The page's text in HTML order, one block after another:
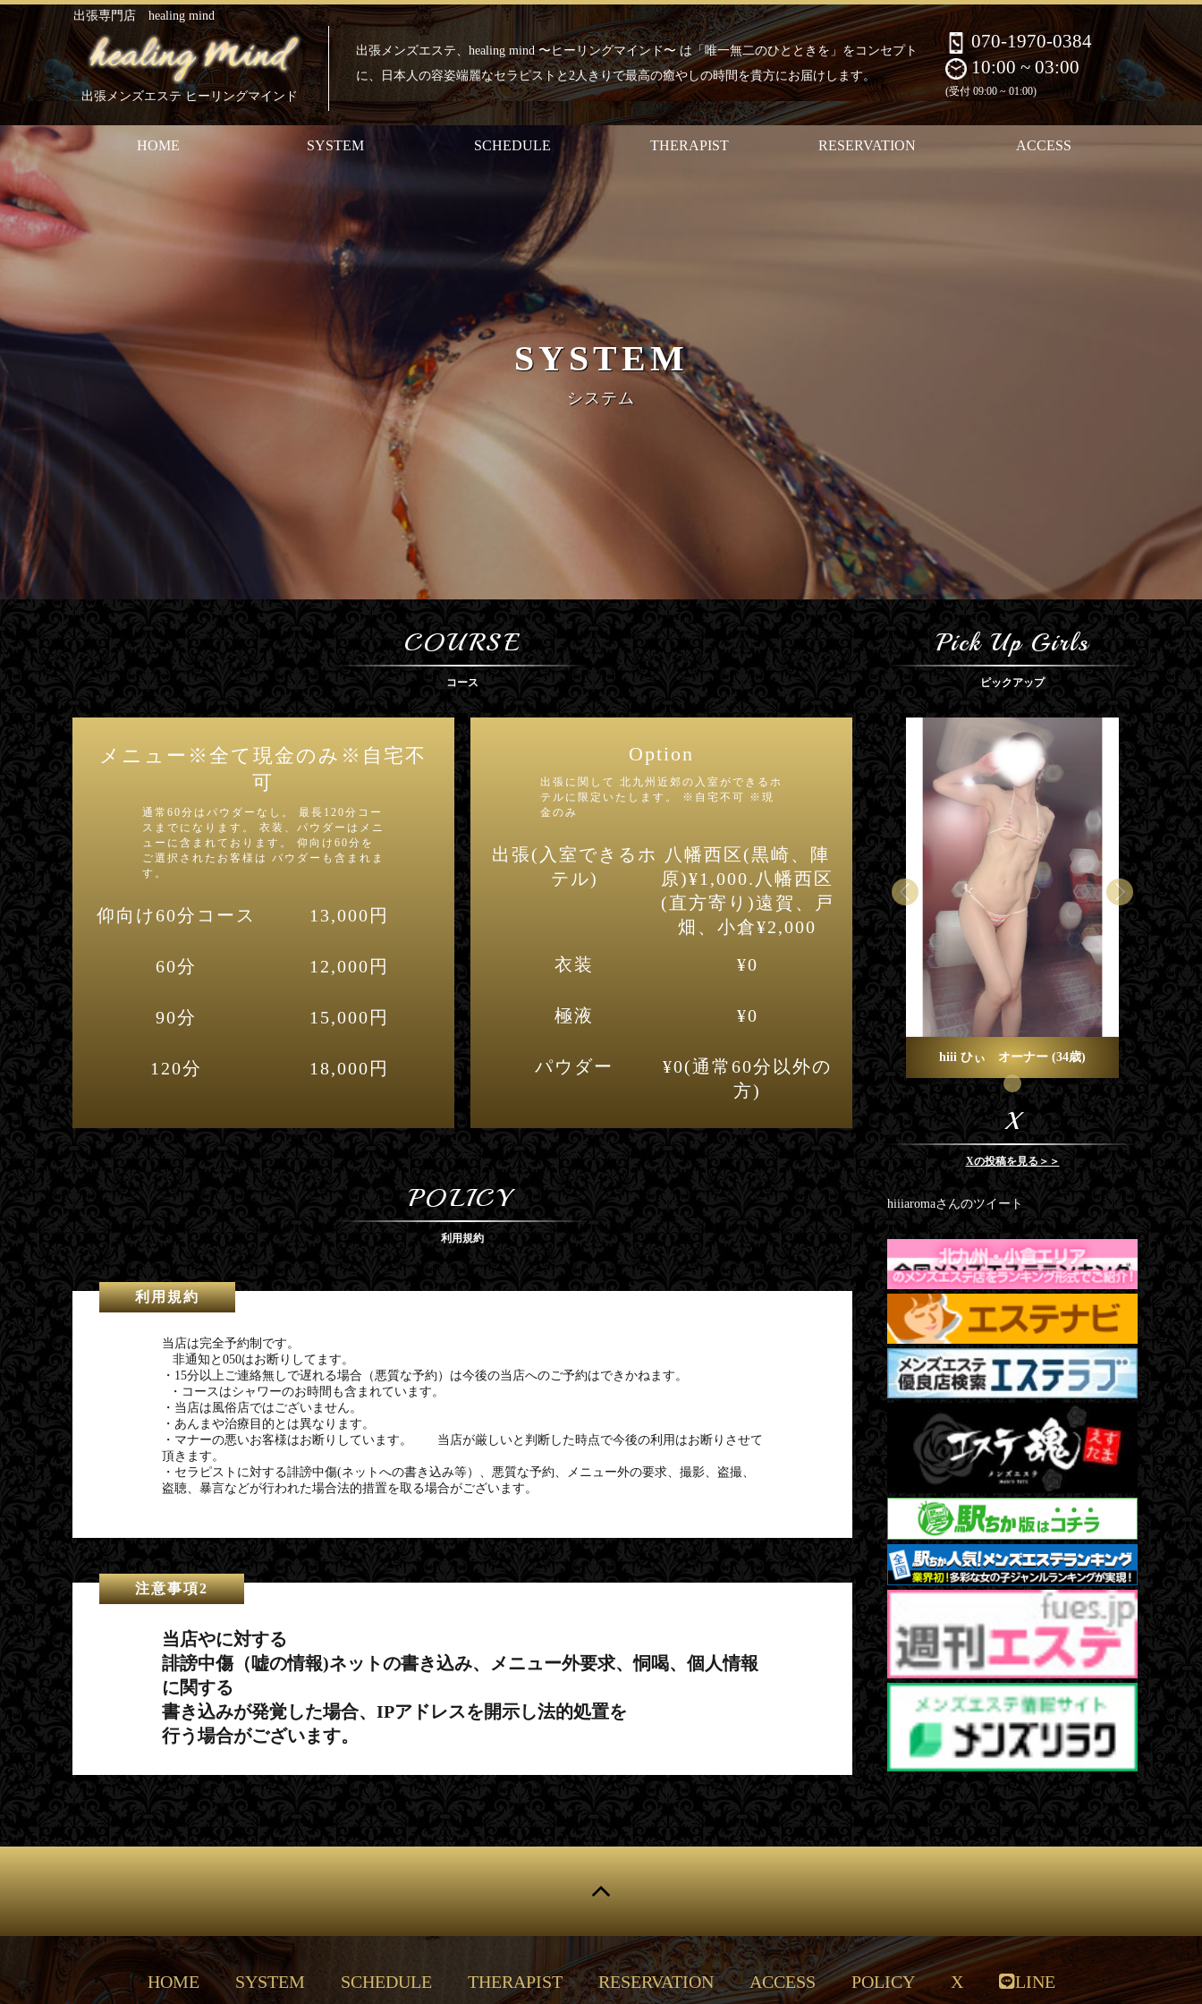
出張専門店 healing mind
出張メンズエステ ヒーリングマインド
出張メンズエステ、healing mind 〜ヒーリングマインド〜 は「唯一無二のひとときを」をコンセプト
に、日本人の容姿端麗なセラピストと2人きりで最高の癒やしの時間を貴方にお届けします。
070-1970-0384
10:00 ~ 03:00
(受付 09:00 ~ 01:00)
HOME SYSTEM SCHEDULE THERAPIST RESERVATION ACCESS
SYSTEM
システム
COURSE
コース
メニュー※全て現金のみ※自宅不
可
通常60分はパウダーなし。 最長120分コー
スまでになります。 衣装、パウダーはメニ
ューに含まれております。 仰向け60分を
ご選択されたお客様は パウダーも含まれま
す。
仰向け60分コース 13,000円
60分 12,000円
90分 15,000円
120分 18,000円
Option
出張に関して 北九州近郊の入室ができるホ
テルに限定いたします。 ※自宅不可 ※現
金のみ
出張(入室できるホ
テル)
八幡西区(黒崎、陣
原)¥1,000.八幡西区
(直方寄り)遠賀、戸
畑、小倉¥2,000
衣装
¥0
極液 ¥0
パウダー
¥0(通常60分以外の
方)
POLICY
利用規約
利用規約
当店は完全予約制です。
非通知と050はお断りしてます。
・15分以上ご連絡無しで遅れる場合（悪質な予約）は今後の当店へのご予約はできかねます。
・コースはシャワーのお時間も含まれています。
・当店は風俗店ではございません。
・あんまや治療目的とは異なります。
・マナーの悪いお客様はお断りしています。 当店が厳しいと判断した時点で今後の利用はお断りさせて
頂きます。
・セラピストに対する誹謗中傷(ネットへの書き込み等）、悪質な予約、メニュー外の要求、撮影、盗撮、
盗聴、暴言などが行われた場合法的措置を取る場合がございます。
注意事項2
当店やに対する
誹謗中傷（嘘の情報)ネットの書き込み、メニュー外要求、恫喝、個人情報
に関する
書き込みが発覚した場合、IPアドレスを開示し法的処置を
行う場合がございます。
Pick Up Girls
ピックアップ
hiii ひぃ オーナー (34歳) hiii ひぃ オーナー (34歳) hiii ひぃ オーナー (34歳)
X
Xの投稿を見る＞＞
hiiiaromaさんのツイート
HOME SYSTEM SCHEDULE THERAPIST RESERVATION ACCESS POLICY X LINE